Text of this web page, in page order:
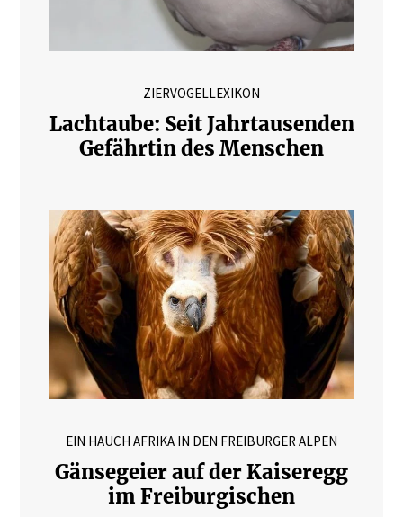
ZIERVOGELLEXIKON
Lachtaube: Seit Jahrtausenden
Gefährtin des Menschen
EIN HAUCH AFRIKA IN DEN FREIBURGER ALPEN
Gänsegeier auf der Kaiseregg
im Freiburgischen